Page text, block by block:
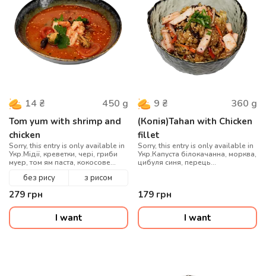
14 ₴ 450 g
Tom yum with shrimp and
chicken
Sorry, this entry is only available in
Укр.Мідії, креветки, чері, гриби
муер, том ям паста, кокосове
соус, кінза, мікс кунжуту, вода
без рису з рисом
279 грн
I want
9 ₴ 360 g
(Копія)Tahan with Chicken
fillet
Sorry, this entry is only available in
Укр.Капуста білокачанна, морква,
цибуля синя, перець
куряче філе су-від
179 грн
I want